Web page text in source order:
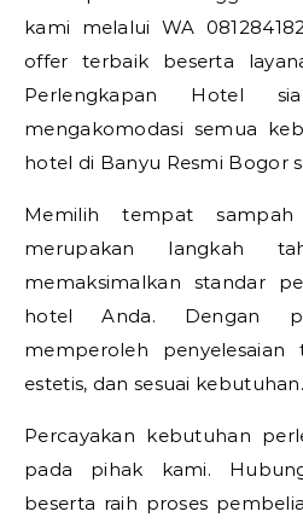
kami melalui WA
offer terbaik beserta
Perlengkapan Hotel
mengakomodasi semua
hotel di Banyu Resmi Bogor
Memilih tempat
merupakan langkah
memaksimalkan standar
hotel Anda. Dengan
memperoleh
estetis, dan sesuai kebutuhan.
Percayakan kebutuhan
pada pihak kami.
beserta raih proses